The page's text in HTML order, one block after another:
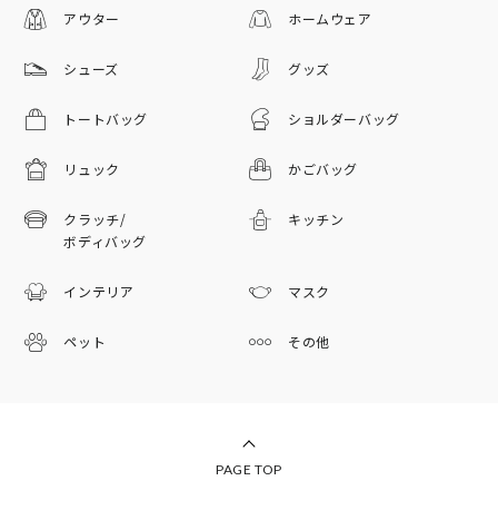
アウター ホームウェア
シューズ グッズ
トートバッグ ショルダーバッグ
リュック かごバッグ
クラッチ/
ボディバッグ
キッチン
インテリア マスク
ペット その他
PAGE TOP